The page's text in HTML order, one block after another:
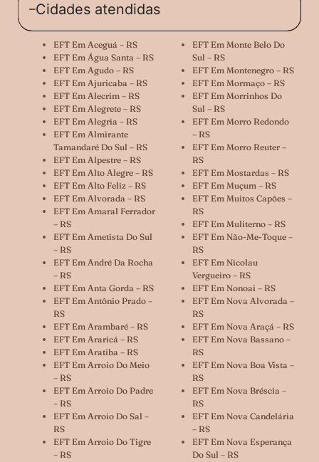
Cidades atendidas
EFT Em Aceguá – RS
EFT Em Água Santa – RS
EFT Em Agudo – RS
EFT Em Ajuricaba – RS
EFT Em Alecrim – RS
EFT Em Alegrete – RS
EFT Em Alegria – RS
EFT Em Almirante
Tamandaré Do Sul – RS
EFT Em Alpestre – RS
EFT Em Alto Alegre – RS
EFT Em Alto Feliz – RS
EFT Em Alvorada – RS
EFT Em Amaral Ferrador
– RS
EFT Em Ametista Do Sul
– RS
EFT Em André Da Rocha
– RS
EFT Em Anta Gorda – RS
EFT Em Antônio Prado –
RS
EFT Em Arambaré – RS
EFT Em Araricá – RS
EFT Em Aratiba – RS
EFT Em Arroio Do Meio
– RS
EFT Em Arroio Do Padre
– RS
EFT Em Arroio Do Sal –
RS
EFT Em Arroio Do Tigre
– RS
EFT Em Monte Belo Do
Sul – RS
EFT Em Montenegro – RS
EFT Em Mormaço – RS
EFT Em Morrinhos Do
Sul – RS
EFT Em Morro Redondo
– RS
EFT Em Morro Reuter –
RS
EFT Em Mostardas – RS
EFT Em Muçum – RS
EFT Em Muitos Capões –
RS
EFT Em Muliterno – RS
EFT Em Não-Me-Toque –
RS
EFT Em Nicolau
Vergueiro – RS
EFT Em Nonoai – RS
EFT Em Nova Alvorada –
RS
EFT Em Nova Araçá – RS
EFT Em Nova Bassano –
RS
EFT Em Nova Boa Vista –
RS
EFT Em Nova Bréscia –
RS
EFT Em Nova Candelária
– RS
EFT Em Nova Esperança
Do Sul – RS